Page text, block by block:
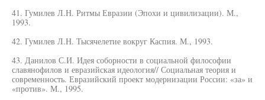
41. Гумилев Л.Н. Ритмы Евразии (Эпохи и цивилизации). М.,
1993.
42. Гумилев Л.Н. Тысячелетие вокруг Каспия. М., 1993.
43. Данилов С.И. Идея соборности в социальной философии
славянофилов и евразийская идеология// Социальная теория и
современность. Евразийский проект модернизации России: «за» и
«против». М., 1995.